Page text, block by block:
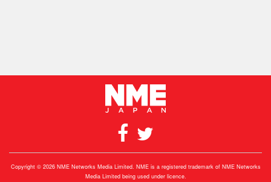
Copyright © 2026 NME Networks Media Limited. NME is a registered trademark of NME Networks
Media Limited being used under licence.